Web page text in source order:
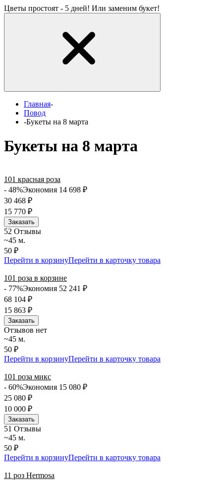
Цветы простоят - 5 дней! Или заменим букет!
Главная-
Повод
-Букеты на 8 марта
Букеты на 8 марта
101 красная роза
- 48%Экономия 14 698 ₽
30 468 ₽
15 770 ₽
Заказать
52 Отзывы
~45 м.
50 ₽
Перейти в корзинуПерейти в карточку товара
101 роза в корзине
- 77%Экономия 52 241 ₽
68 104 ₽
15 863 ₽
Заказать
Отзывов нет
~45 м.
50 ₽
Перейти в корзинуПерейти в карточку товара
101 роза микс
- 60%Экономия 15 080 ₽
25 080 ₽
10 000 ₽
Заказать
51 Отзывы
~45 м.
50 ₽
Перейти в корзинуПерейти в карточку товара
11 роз Hermosa